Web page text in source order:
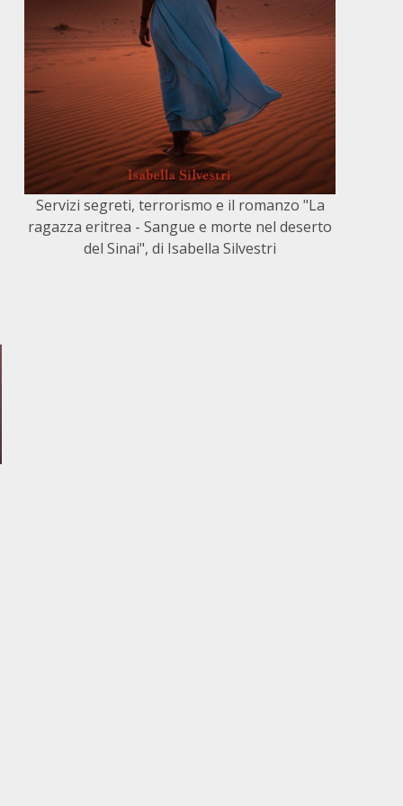
Servizi segreti, terrorismo e il romanzo "La
ragazza eritrea - Sangue e morte nel deserto
del Sinai", di Isabella Silvestri